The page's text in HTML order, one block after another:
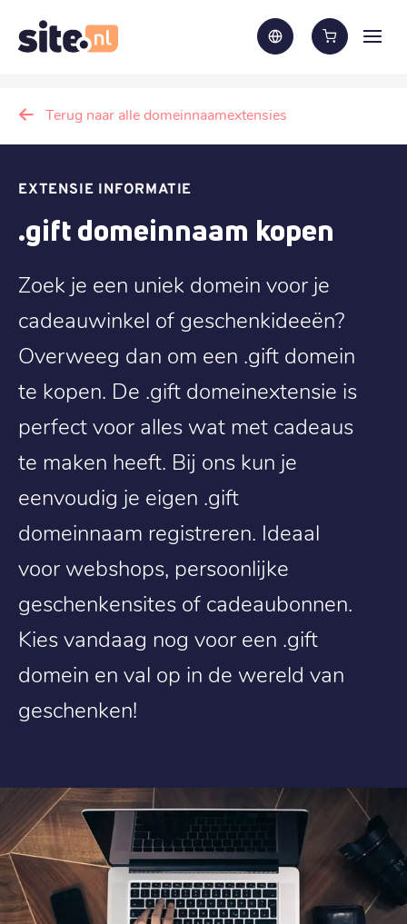
Terug naar alle domeinnaamextensies
EXTENSIE INFORMATIE
.gift domeinnaam kopen
Zoek je een uniek domein voor je
cadeauwinkel of geschenkideeën?
Overweeg dan om een .gift domein
te kopen. De .gift domeinextensie is
perfect voor alles wat met cadeaus
te maken heeft. Bij ons kun je
eenvoudig je eigen .gift
domeinnaam registreren. Ideaal
voor webshops, persoonlijke
geschenkensites of cadeaubonnen.
Kies vandaag nog voor een .gift
domein en val op in de wereld van
geschenken!